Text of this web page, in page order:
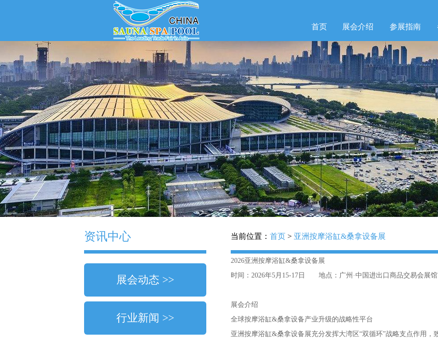
首页 展会介绍 参展指南
资讯中心
展会动态 >>
行业新闻 >>
当前位置： 首页 > 亚洲按摩浴缸&桑拿设备展
2026亚洲按摩浴缸&桑拿设备展
时间：2026年5月15-17日 地点：广州·中国进出口商品交易会展馆
展会介绍
全球按摩浴缸&桑拿设备产业升级的战略性平台
亚洲按摩浴缸&桑拿设备展充分发挥大湾区“双循环”战略支点作用